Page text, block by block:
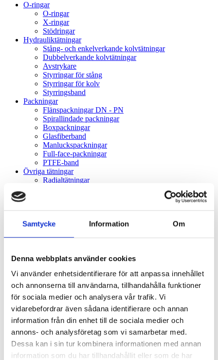
Samtycke Information Om
Denna webbplats använder cookies
Vi använder enhetsidentifierare för att anpassa innehållet
och annonserna till användarna, tillhandahålla funktioner
för sociala medier och analysera vår trafik. Vi
vidarebefordrar även sådana identifierare och annan
information från din enhet till de sociala medier och
annons- och analysföretag som vi samarbetar med.
Dessa kan i sin tur kombinera informationen med annan
information som du har tillhandahållit eller som de har
O-ringar
O-ringar
X-ringar
Stödringar
Hydrauliktätningar
Stång- och enkelverkande kolvtätningar
Dubbelverkande kolvtätningar
Avstrykare
Styrringar för stång
Styrringar för kolv
Styrringsband
Packningar
Flänspackningar DN - PN
Spirallindade packningar
Boxpackningar
Glasfiberband
Manluckspackningar
Full-face-packningar
PTFE-band
Övriga tätningar
Radialtätningar
VK-lock
Vinkelkontaktkullager
Sfäriska rullager
Cylindriska rullager
Koniska rullager
Lagerenheter och tillbehör
Ledlager
Axiallager
Nållager och tillbehör
Klämhyslor, KM-mutter och MB-brickor
Glidlager
MU P - PTFE, självsmörjande, rak